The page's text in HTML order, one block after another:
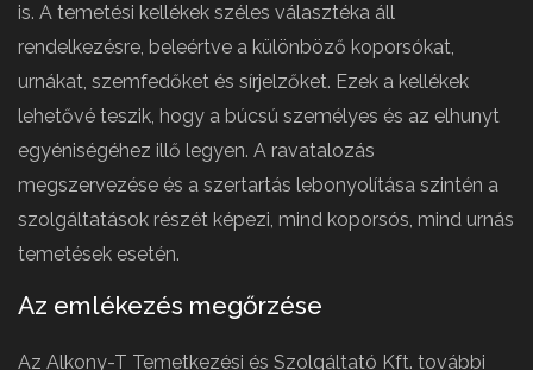
is. A temetési kellékek széles választéka áll
rendelkezésre, beleértve a különböző koporsókat,
urnákat, szemfedőket és sírjelzőket. Ezek a kellékek
lehetővé teszik, hogy a búcsú személyes és az elhunyt
egyéniségéhez illő legyen. A ravatalozás
megszervezése és a szertartás lebonyolítása szintén a
szolgáltatások részét képezi, mind koporsós, mind urnás
temetések esetén.
Az emlékezés megőrzése
Az Alkony-T Temetkezési és Szolgáltató Kft. további